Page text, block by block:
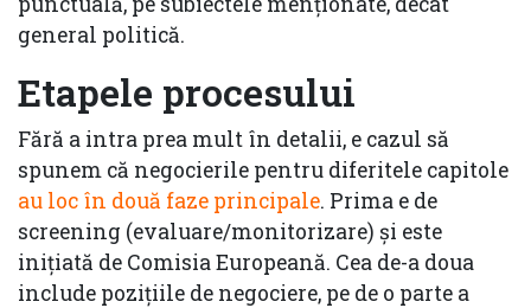
general politică.
Etapele procesului
Fără a intra prea mult în detalii, e cazul să
spunem că negocierile pentru diferitele capitole
au loc în două faze principale. Prima e de
screening (evaluare/monitorizare) și este
inițiată de Comisia Europeană. Cea de-a doua
include pozițiile de negociere, pe de o parte a